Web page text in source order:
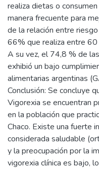
realiza dietas o
manera frecuente para
de la relación entre
66% que realiza entre
A su vez, el 74,8 % de
exhibió un bajo
alimentarias argentinas
Conclusión: Se concluye
Vigorexia se encuentran
en la población que
Chaco. Existe una fuerte
considerada saludable
y la preocupación por la
vigorexia clínica es bajo,